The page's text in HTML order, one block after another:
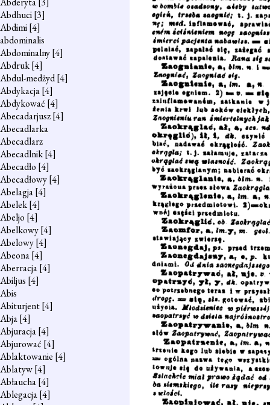
Abdhuci[3]
Abdimi[4]
abdominalis
Abdominalny[4]
Abdruk[4]
Abdul-medżyd[4]
Abdykacja[4]
Abdykować [4]
Abecadarjusz[4]
Abecadlarka
Abecadlarz
Abecadlnik[4]
Abecadło [4]
Abecadłowy[4]
Abelagja[4]
Abelek[4]
Abeljo [4]
Abelkowy[4]
Abelowy[4]
Abeona[4]
Aberracja[4]
Abiljus [4]
Abis
Abiturjent[4]
Abja[4]
Abjuracja[4]
Abjurować [4]
Ablaktowanie [4]
Ablatyw[4]
Abłaucha[4]
Ablegacja[4]